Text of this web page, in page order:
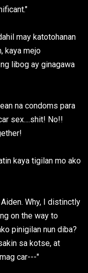
may katotohanan
kaya mejo
libog ay ginagawa
na condoms para
sex....shit! No!!
kaya tigilan mo ako
Why, I distinctly
on the way to
pinigilan nun diba?
sa kotse, at
car---"